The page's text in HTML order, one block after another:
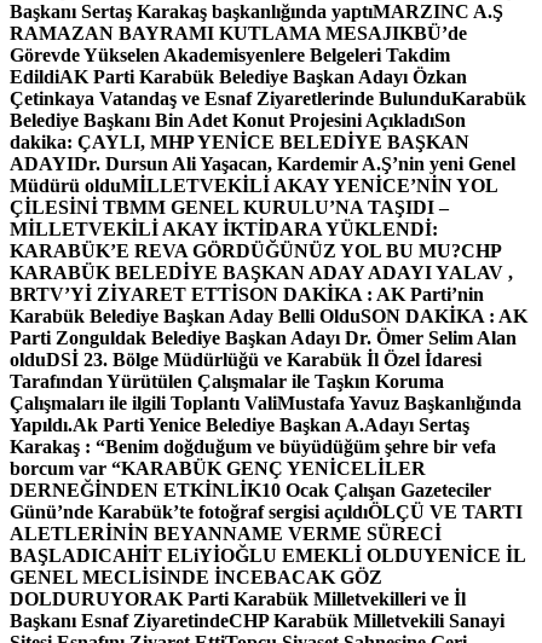
Başkanı Sertaş Karakaş başkanlığında yaptıMARZINC A.Ş
RAMAZAN BAYRAMI KUTLAMA MESAJIKBÜ’de
Görevde Yükselen Akademisyenlere Belgeleri Takdim
EdildiAK Parti Karabük Belediye Başkan Adayı Özkan
Çetinkaya Vatandaş ve Esnaf Ziyaretlerinde BulunduKarabük
Belediye Başkanı Bin Adet Konut Projesini AçıkladıSon
dakika: ÇAYLI, MHP YENİCE BELEDİYE BAŞKAN
ADAYIDr. Dursun Ali Yaşacan, Kardemir A.Ş’nin yeni Genel
Müdürü olduMİLLETVEKİLİ AKAY YENİCE’NİN YOL
ÇİLESİNİ TBMM GENEL KURULU’NA TAŞIDI –
MİLLETVEKİLİ AKAY İKTİDARA YÜKLENDİ:
KARABÜK’E REVA GÖRDÜĞÜNÜZ YOL BU MU?CHP
KARABÜK BELEDİYE BAŞKAN ADAY ADAYI YALAV ,
BRTV’Yİ ZİYARET ETTİSON DAKİKA : AK Parti’nin
Karabük Belediye Başkan Aday Belli OlduSON DAKİKA : AK
Parti Zonguldak Belediye Başkan Adayı Dr. Ömer Selim Alan
olduDSİ 23. Bölge Müdürlüğü ve Karabük İl Özel İdaresi
Tarafından Yürütülen Çalışmalar ile Taşkın Koruma
Çalışmaları ile ilgili Toplantı ValiMustafa Yavuz Başkanlığında
Yapıldı.Ak Parti Yenice Belediye Başkan A.Adayı Sertaş
Karakaş : “Benim doğduğum ve büyüdüğüm şehre bir vefa
borcum var “KARABÜK GENÇ YENİCELİLER
DERNEĞİNDEN ETKİNLİK10 Ocak Çalışan Gazeteciler
Günü’nde Karabük’te fotoğraf sergisi açıldıÖLÇÜ VE TARTI
ALETLERİNİN BEYANNAME VERME SÜRECİ
BAŞLADICAHİT ELiYİOĞLU EMEKLİ OLDUYENİCE İL
GENEL MECLİSİNDE İNCEBACAK GÖZ
DOLDURUYORAK Parti Karabük Milletvekilleri ve İl
Başkanı Esnaf ZiyaretindeCHP Karabük Milletvekili Sanayi